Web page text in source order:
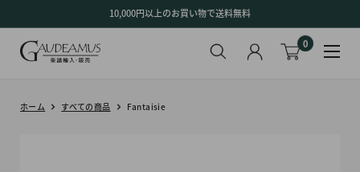
ン
10,000円以上のお買い物で送料無料
0
ホーム すべての商品 Fantaisie